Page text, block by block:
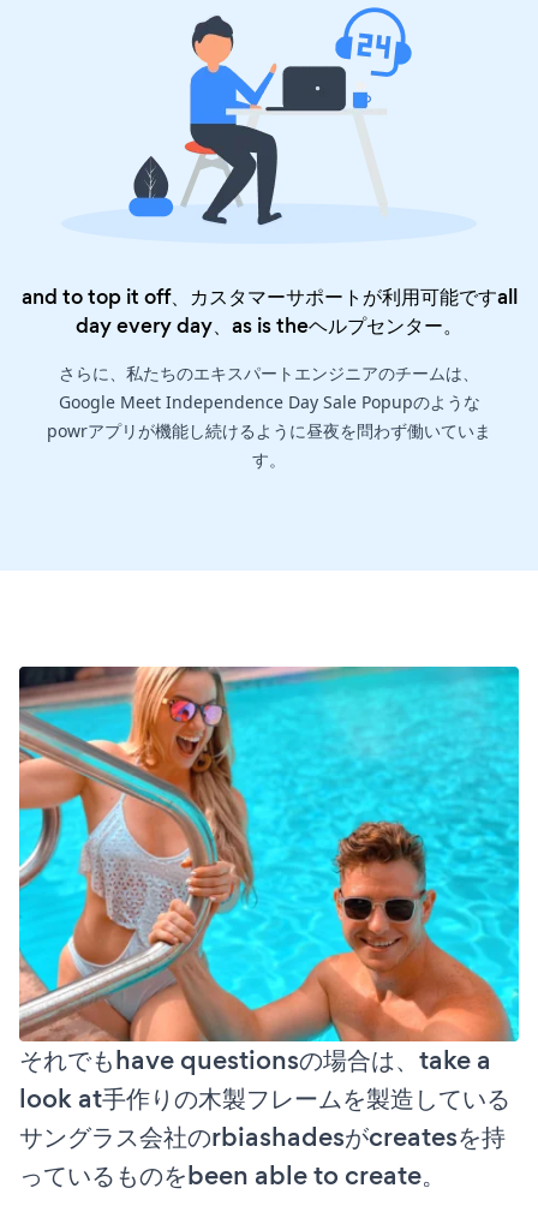
and to top it off、カスタマーサポートが利用可能ですall
day every day、as is theヘルプセンター。
さらに、私たちのエキスパートエンジニアのチームは、
Google Meet Independence Day Sale Popupのような
powrアプリが機能し続けるように昼夜を問わず働いていま
す。
それでもhave questionsの場合は、take a
look at手作りの木製フレームを製造している
サングラス会社のrbiashadesがcreatesを持
っているものをbeen able to create。